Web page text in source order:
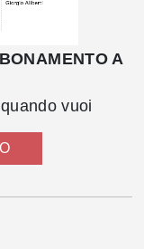
A
vuoi